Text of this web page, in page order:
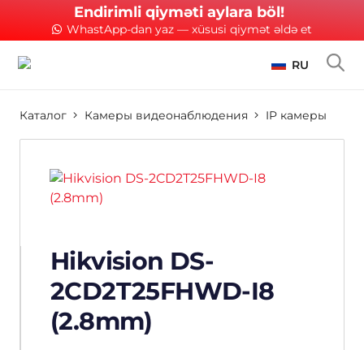
Endirimli qiyməti aylara böl!
WhastApp-dan yaz — xüsusi qiymət əldə et
RU
Каталог Камеры видеонаблюдения IP камеры
Hikvision DS-
2CD2T25FHWD-I8
(2.8mm)